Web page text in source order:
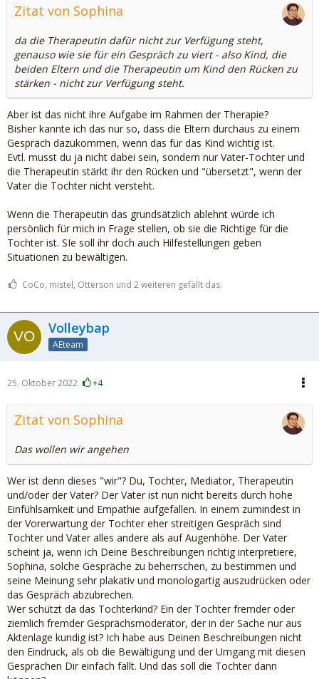
Zitat von Sophina
da die Therapeutin dafür nicht zur Verfügung steht,
genauso wie sie für ein Gespräch zu viert - also Kind, die
beiden Eltern und die Therapeutin um Kind den Rücken zu
stärken - nicht zur Verfügung steht.
Aber ist das nicht ihre Aufgabe im Rahmen der Therapie?
Bisher kannte ich das nur so, dass die Eltern durchaus zu einem
Gespräch dazukommen, wenn das für das Kind wichtig ist.
Evtl. musst du ja nicht dabei sein, sondern nur Vater-Tochter und
die Therapeutin stärkt ihr den Rücken und "übersetzt", wenn der
Vater die Tochter nicht versteht.
Wenn die Therapeutin das grundsätzlich ablehnt würde ich
persönlich für mich in Frage stellen, ob sie die Richtige für die
Tochter ist. SIe soll ihr doch auch Hilfestellungen geben
Situationen zu bewältigen.
CoCo, mistel, Otterson und 2 weiteren gefällt das.
Volleybap
AEteam
25. Oktober 2022 +4
Zitat von Sophina
Das wollen wir angehen
Wer ist denn dieses "wir"? Du, Tochter, Mediator, Therapeutin
und/oder der Vater? Der Vater ist nun nicht bereits durch hohe
Einfühlsamkeit und Empathie aufgefallen. In einem zumindest in
der Vorerwartung der Tochter eher streitigen Gespräch sind
Tochter und Vater alles andere als auf Augenhöhe. Der Vater
scheint ja, wenn ich Deine Beschreibungen richtig interpretiere,
Sophina, solche Gespräche zu beherrschen, zu bestimmen und
seine Meinung sehr plakativ und monologartig auszudrücken oder
das Gespräch abzubrechen.
Wer schützt da das Tochterkind? Ein der Tochter fremder oder
ziemlich fremder Gesprächsmoderator, der in der Sache nur aus
Aktenlage kundig ist? Ich habe aus Deinen Beschreibungen nicht
den Eindruck, als ob die Bewältigung und der Umgang mit diesen
Gesprächen Dir einfach fällt. Und das soll die Tochter dann